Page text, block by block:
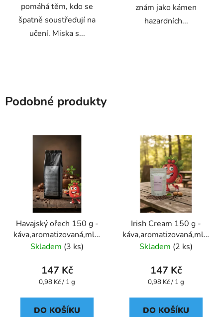
pomáhá těm, kdo se
špatně soustřeďují na
učení. Miska s...
znám jako kámen
hazardních...
Podobné produkty
Havajský ořech 150 g -
káva,aromatizovaná,mletá
- Oxalis
Skladem (3 ks)
147 Kč
Měrná
0,98 Kč / 1 g
DO KOŠÍKU
Irish Cream 150 g -
káva,aromatizovaná,mletá
- Oxalis
Skladem (2 ks)
147 Kč
Měrná
0,98 Kč / 1 g
DO KOŠÍKU